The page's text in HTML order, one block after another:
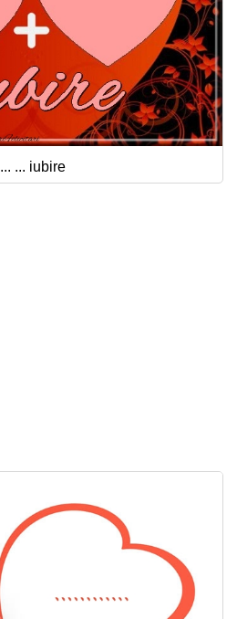
... ... iubire